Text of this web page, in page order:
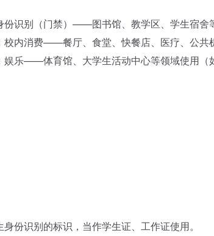
识别（门禁）——图书馆、教学区、学生宿舍
内消费——餐厅、食堂、快餐店、医疗、公共
乐——体育馆、大学生活动中心等领域使用（
份识别的标识，当作学生证、工作证使用。